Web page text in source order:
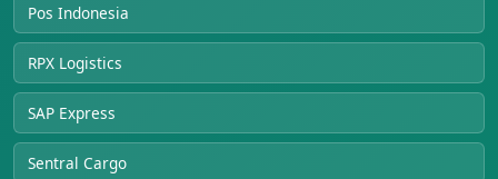
Pos Indonesia
RPX Logistics
SAP Express
Sentral Cargo